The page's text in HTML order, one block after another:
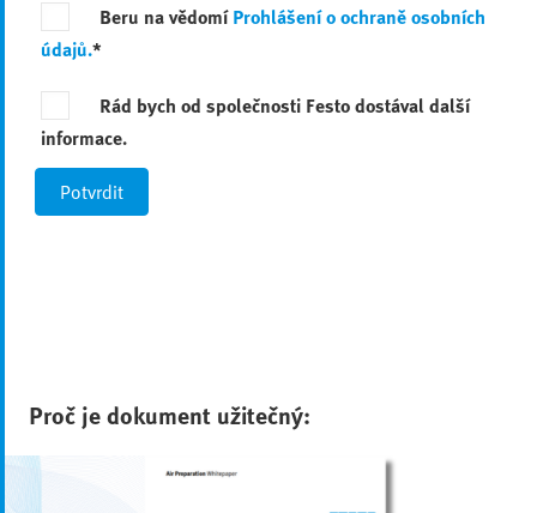
Beru na vědomíProhlášení o ochraně osobních
údajů.*
Rád bych od společnosti Festo dostával další
informace.
Proč je dokument užitečný: